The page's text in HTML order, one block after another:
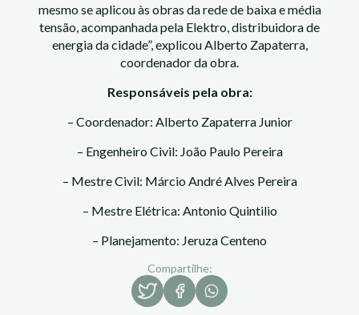
mesmo se aplicou às obras da rede de baixa e média
tensão, acompanhada pela Elektro, distribuidora de
energia da cidade”, explicou Alberto Zapaterra,
coordenador da obra.
Responsáveis pela obra:
– Coordenador: Alberto Zapaterra Junior
– Engenheiro Civil: João Paulo Pereira
– Mestre Civil: Márcio André Alves Pereira
– Mestre Elétrica: Antonio Quintilio
– Planejamento: Jeruza Centeno
Compartilhe: